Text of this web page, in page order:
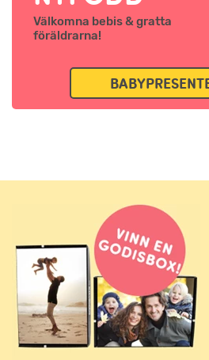
Välkomna bebis & gratta
föräldrarna!